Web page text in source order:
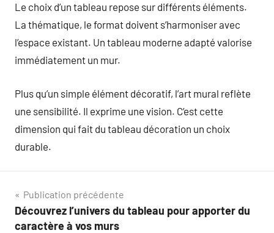
Le choix d’un tableau repose sur différents éléments.
La thématique, le format doivent s’harmoniser avec
l’espace existant. Un tableau moderne adapté valorise
immédiatement un mur.
Plus qu’un simple élément décoratif, l’art mural reflète
une sensibilité. Il exprime une vision. C’est cette
dimension qui fait du tableau décoration un choix
durable.
Navigation
de
Publication précédente
Découvrez l’univers du tableau pour apporter du
caractère à vos murs